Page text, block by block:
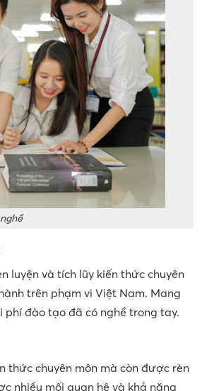
luyện và tích lũy kiến thức chuyên
trên phạm vi Việt Nam. Mang
phí đào tạo đã có nghề trong tay.
thức chuyên môn mà còn được rèn
nhiều mối quan hệ và khả năng